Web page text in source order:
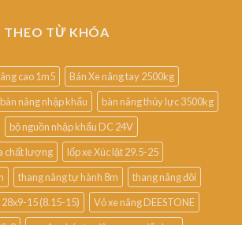
THEO TỪ KHÓA
cao 1m5
Bán Xe nâng tay 2500kg
bàn nâng nhập khẩu
bàn nâng thủy lực 3500kg
bộ nguồn nhập khẩu DC 24V
chất lượng
lốp xe Xúc lật 29.5-25
thang nâng tự hành 8m
thang nâng đôi
15 (8.15-15)
Vỏ xe nâng DEESTONE